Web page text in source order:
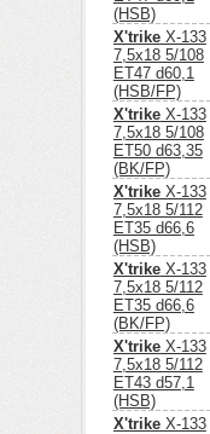
(HSB)
X'trikeX-133
7,5x18 5/108
ET47 d60,1
(HSB/FP)
X'trikeX-133
7,5x18 5/108
ET50 d63,35
(BK/FP)
X'trikeX-133
7,5x18 5/112
ET35 d66,6
(HSB)
X'trikeX-133
7,5x18 5/112
ET35 d66,6
(BK/FP)
X'trikeX-133
7,5x18 5/112
ET43 d57,1
(HSB)
X'trikeX-133